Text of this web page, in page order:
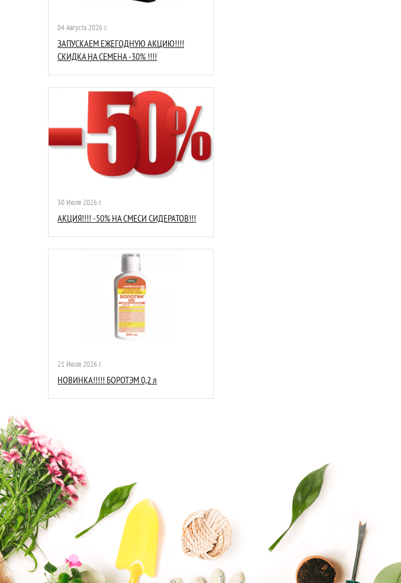
04 Августа 2026 г.
ЗАПУСКАЕМ ЕЖЕГОДНУЮ АКЦИЮ!!!!
СКИДКА НА СЕМЕНА -30% !!!!
30 Июля 2026 г.
АКЦИЯ!!!! -50% НА СМЕСИ СИДЕРАТОВ!!!
21 Июля 2026 г.
НОВИНКА!!!!! БОРОТЭМ 0,2 л